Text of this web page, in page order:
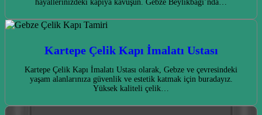
hayallerinizdeki kapıya kavuşun. Gebze Beylikbağı’nda…
Kartepe Çelik Kapı İmalatı Ustası
Kartepe Çelik Kapı İmalatı Ustası olarak, Gebze ve çevresindeki
yaşam alanlarınıza güvenlik ve estetik katmak için buradayız.
Yüksek kaliteli çelik…